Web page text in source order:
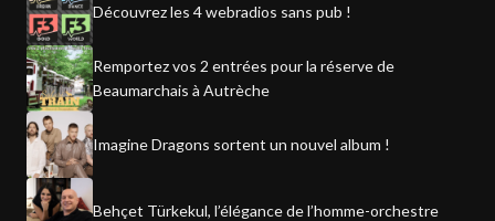
Découvrez les 4 webradios sans pub !
Remportez vos 2 entrées pour la réserve de
Beaumarchais à Autrèche
Imagine Dragons sortent un nouvel album !
Behçet Türkekul, l’élégance de l’homme-orchestre